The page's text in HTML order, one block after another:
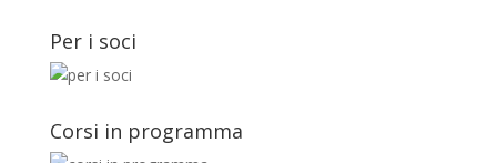
Per i soci
Corsi in programma